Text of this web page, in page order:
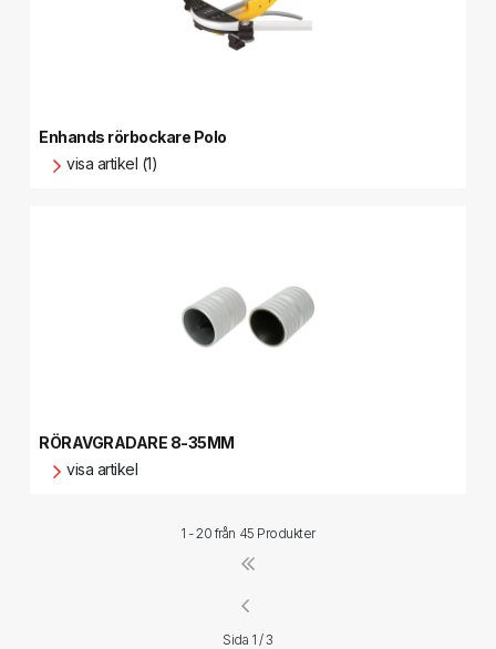
Enhands rörbockare Polo
visa artikel (1)
RÖRAVGRADARE 8-35MM
visa artikel
1 - 20 från 45 Produkter
Sida 1 / 3